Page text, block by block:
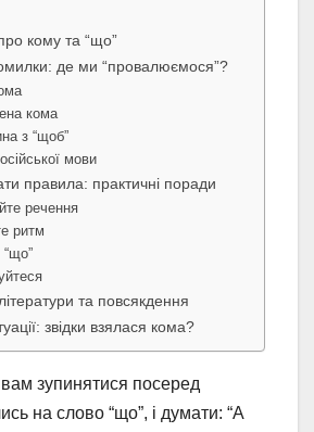
кому та “що”
де ми “провалюємося”?
кома
з “щоб”
мови
правила: практичні поради
речення
ритм
“що”
та повсякдення
звідки взялася кома?
зупинятися посеред
на слово “що”, і думати: “А